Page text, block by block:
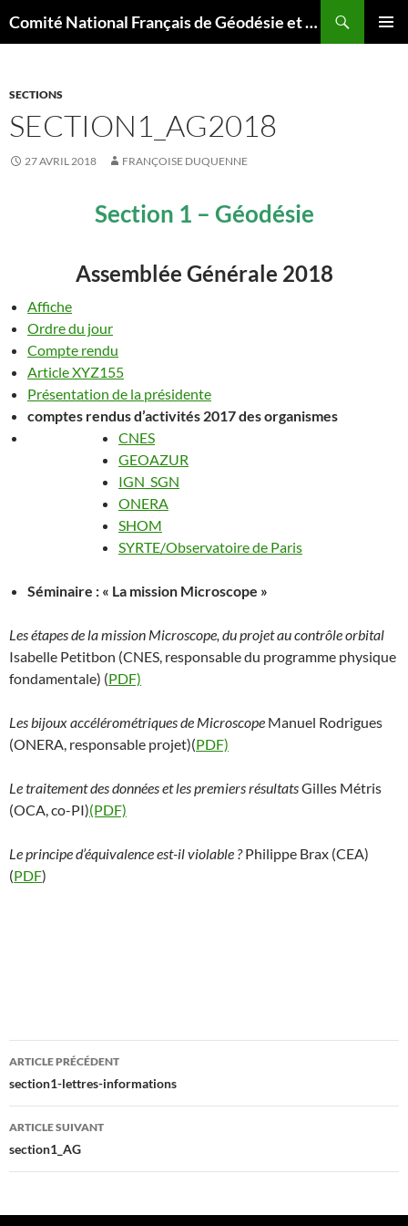
au
Comité National Français de Géodésie et Géophysique
SECTIONS
SECTION1_AG2018
27 AVRIL 2018 FRANÇOISE DUQUENNE
Section 1 – Géodésie
Assemblée Générale 2018
Affiche
Ordre du jour
Compte rendu
Article XYZ155
Présentation de la présidente
comptes rendus d’activités 2017 des organismes
CNES
GEOAZUR
IGN_SGN
ONERA
SHOM
SYRTE/Observatoire de Paris
Séminaire : « La mission Microscope »
Les étapes de la mission Microscope, du projet au contrôle orbital
Isabelle Petitbon (CNES, responsable du programme physique
fondamentale) (PDF)
Les bijoux accélérométriques de Microscope Manuel Rodrigues
(ONERA, responsable projet)(PDF)
Le traitement des données et les premiers résultatsGilles Métris
(OCA, co-PI)(PDF)
Le principe d’équivalence est-il violable ?Philippe Brax (CEA)
(PDF)
Navigation
des
articles
ARTICLE PRÉCÉDENT
section1-lettres-informations
ARTICLE SUIVANT
section1_AG